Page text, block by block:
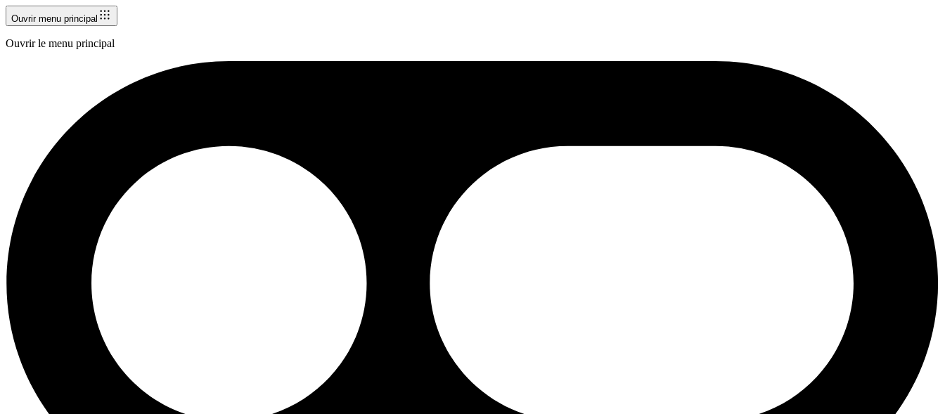
Ouvrir menu principal
Ouvrir le menu principal